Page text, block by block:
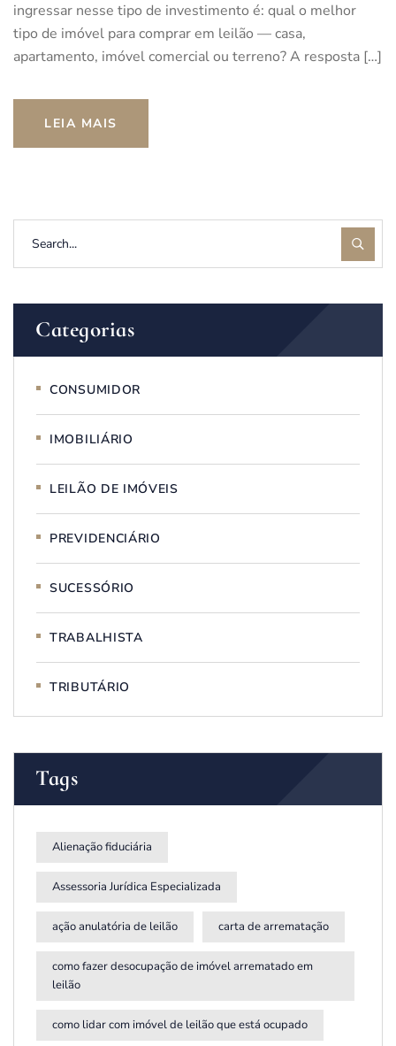
ingressar nesse tipo de investimento é: qual o melhor
tipo de imóvel para comprar em leilão — casa,
apartamento, imóvel comercial ou terreno? A resposta […]
LEIA MAIS
Categorias
CONSUMIDOR
IMOBILIÁRIO
LEILÃO DE IMÓVEIS
PREVIDENCIÁRIO
SUCESSÓRIO
TRABALHISTA
TRIBUTÁRIO
Tags
Alienação fiduciária
Assessoria Jurídica Especializada
ação anulatória de leilão carta de arrematação
como fazer desocupação de imóvel arrematado em
leilão
como lidar com imóvel de leilão que está ocupado